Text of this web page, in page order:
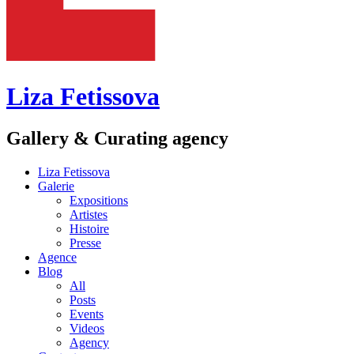
Liza Fetissova
Gallery & Curating agency
Liza Fetissova
Galerie
Expositions
Artistes
Histoire
Presse
Agence
Blog
All
Posts
Events
Videos
Agency